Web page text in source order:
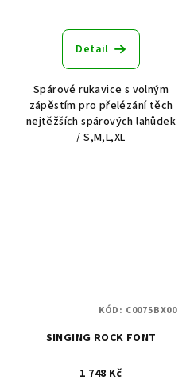
Detail
Spárové rukavice s volným
zápěstím pro přelézání těch
nejtěžších spárových lahůdek
/ S,M,L,XL
SINGING ROCK FONT
1 748 Kč
KÓD: C0075BX00